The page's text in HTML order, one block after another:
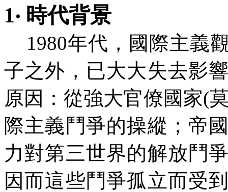
1‧ 時代背景
1980年代，國際主義
子之外，已大大失去影
原因：從強大官僚國家(
際主義鬥爭的操縱；帝
力對第三世界的解放鬥
因而這些鬥爭孤立而受